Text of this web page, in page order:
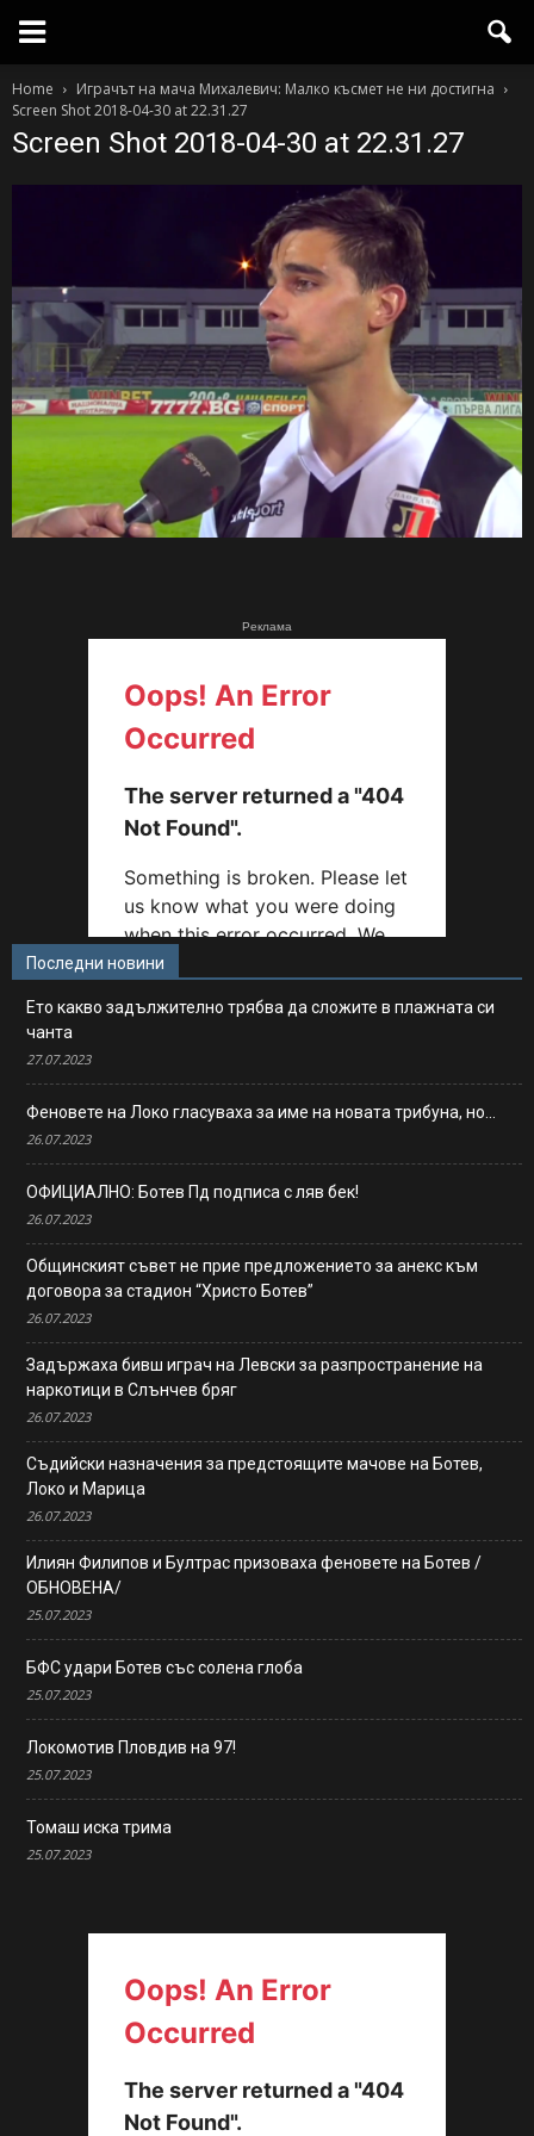
Home
Играчът на мача Михалевич: Малко късмет не ни достигна
Screen Shot 2018-04-30 at 22.31.27
Screen Shot 2018-04-30 at 22.31.27
Реклама
Последни новини
Ето какво задължително трябва да сложите в плажната си
чанта
27.07.2023
Феновете на Локо гласуваха за име на новата трибуна, но…
26.07.2023
ОФИЦИАЛНО: Ботев Пд подписа с ляв бек!
26.07.2023
Общинският съвет не прие предложението за анекс към
договора за стадион “Христо Ботев”
26.07.2023
Задържаха бивш играч на Левски за разпространение на
наркотици в Слънчев бряг
26.07.2023
Съдийски назначения за предстоящите мачове на Ботев,
Локо и Марица
26.07.2023
Илиян Филипов и Бултрас призоваха феновете на Ботев /
ОБНОВЕНА/
25.07.2023
БФС удари Ботев със солена глоба
25.07.2023
Локомотив Пловдив на 97!
25.07.2023
Томаш иска трима
25.07.2023